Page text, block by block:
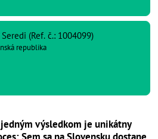
(Ref. č.: 1004099)
republika
výsledkom je unikátny